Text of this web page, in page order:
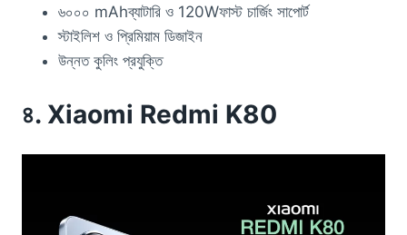
৬০০০ mAhব্যাটারি ও 120Wফাস্ট চার্জিং সাপোর্ট
স্টাইলিশ ও প্রিমিয়াম ডিজাইন
উন্নত কুলিং প্রযুক্তি
৪. Xiaomi Redmi K80